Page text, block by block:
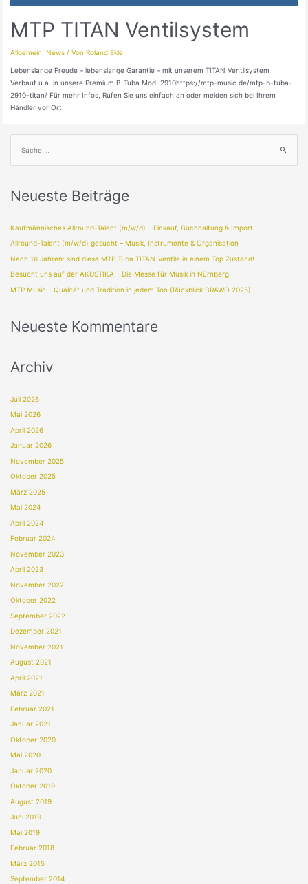
MTP TITAN Ventilsystem
Allgemein ,News / VonRoland Ekle
Lebenslange Freude – lebenslange Garantie – mit unserem TITAN Ventilsystem
Verbaut u.a. in unsere Premium B-Tuba Mod. 2910https://mtp-music.de/mtp-b-tuba-
2910-titan/ Für mehr Infos, Rufen Sie uns einfach an oder melden sich bei Ihrem
Händler vor Ort.
Neueste Beiträge
Kaufmännisches Allround-Talent (m/w/d) – Einkauf, Buchhaltung & Import
Allround-Talent (m/w/d) gesucht – Musik, Instrumente & Organisation
Nach 16 Jahren: sind diese MTP Tuba TITAN-Ventile in einem Top Zustand!
Besucht uns auf der AKUSTIKA – Die Messe für Musik in Nürnberg
MTP Music – Qualität und Tradition in jedem Ton (Rückblick BRAWO 2025)
Neueste Kommentare
Archiv
Juli 2026
Mai 2026
April 2026
Januar 2026
November 2025
Oktober 2025
März 2025
Mai 2024
April 2024
Februar 2024
November 2023
April 2023
November 2022
Oktober 2022
September 2022
Dezember 2021
November 2021
August 2021
April 2021
März 2021
Februar 2021
Januar 2021
Oktober 2020
Mai 2020
Januar 2020
Oktober 2019
August 2019
Juni 2019
Mai 2019
Februar 2018
März 2015
September 2014